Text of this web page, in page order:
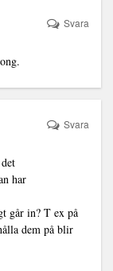
Svara
har
går in? T ex på
dem på blir
Svara